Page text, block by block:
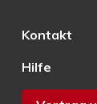
Kontakt
Hilfe